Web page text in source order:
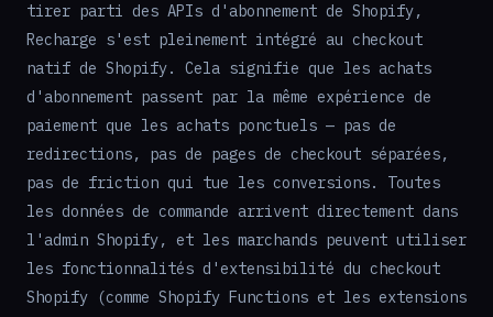
tirer parti des APIs d'abonnement de Shopify,
Recharge s'est pleinement intégré au checkout
natif de Shopify. Cela signifie que les achats
d'abonnement passent par la même expérience de
paiement que les achats ponctuels — pas de
redirections, pas de pages de checkout séparées,
pas de friction qui tue les conversions. Toutes
les données de commande arrivent directement dans
l'admin Shopify, et les marchands peuvent utiliser
les fonctionnalités d'extensibilité du checkout
Shopify (comme Shopify Functions et les extensions